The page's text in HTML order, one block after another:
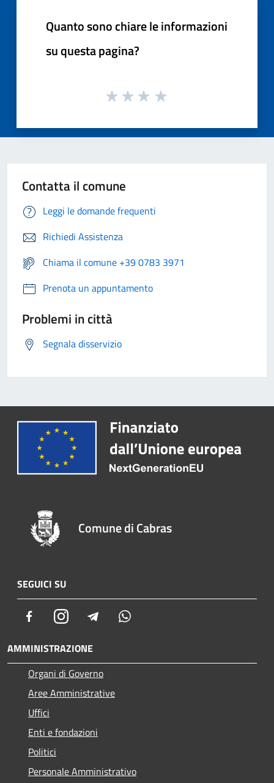
Quanto sono chiare le informazioni
su questa pagina?
Contatta il comune
Leggi le domande frequenti
Richiedi Assistenza
Chiama il comune +39 0783 3971
Prenota un appuntamento
Problemi in città
Segnala disservizio
Comune di Cabras
SEGUICI SU
FacebookInstagram Telegram
AMMINISTRAZIONE
Organi di Governo
Aree Amministrative
Uffici
Enti e fondazioni
Politici
Personale Amministrativo